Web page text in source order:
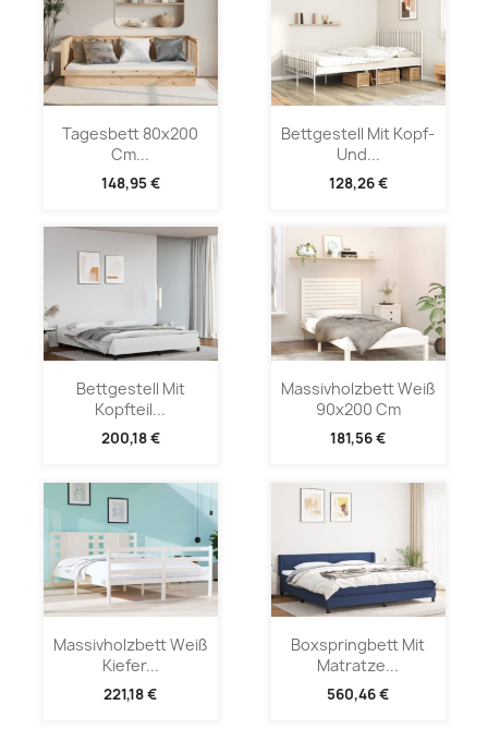
Tagesbett 80x200
Cm...
148,95 €
Bettgestell Mit Kopf-
Und...
128,26 €
Bettgestell Mit
Kopfteil...
200,18 €
Massivholzbett Weiß
90x200 Cm
181,56 €
Massivholzbett Weiß
Kiefer...
221,18 €
Boxspringbett Mit
Matratze...
560,46 €